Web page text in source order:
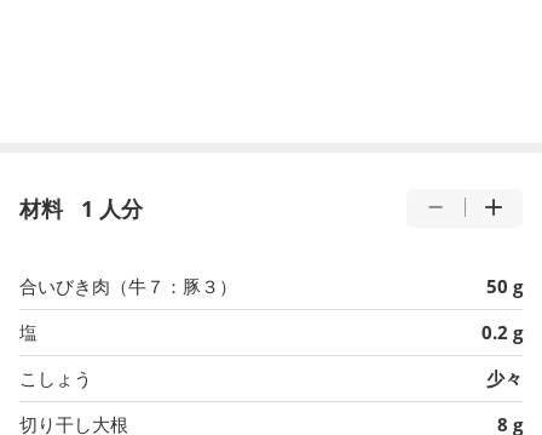
材料 1 人分
合いびき肉（牛７：豚３）
50 g
塩
0.2 g
こしょう
少々
切り干し大根
8 g